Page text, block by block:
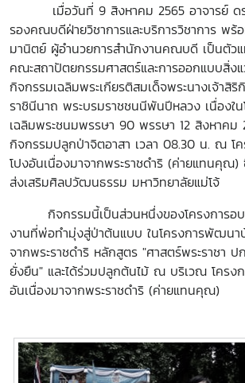
เมื่อวันที่ 9 สิงหาคม 2565 อาจารย์ ดร
รองคณบดีฝ่ายวิชาการและบริการวิชาการ พร้
มานิตย์ ผู้อำนวยการสำนักงานคณบดี เป็นตัว
คณะสถาปัตยกรรมศาสตร์และการออกแบบสิ่ง
กิจกรรมเฉลิมพระเกียรติสมเด็จพระนางเจ้าสิ
ราชินีนาถ พระบรมราชชนนีพันปีหลวง เนื่องใ
เฉลิมพระชนมพรรษา 90 พรรษา 12 สิงหาคม
กิจกรรมปลูกป่าจิตอาสา เวลา 08.30 น. ณ โ
โปงอันเนื่องมาจากพระราชดำริ (ค่ายแทนคุณ)
ส่งเสริมศิลปวัฒนธรรม มหาวิทยาลัยแม่โจ้
กิจกรรมนี้เป็นส่วนหนึ่งของโครงการอบ
งานที่พ่อทำมุ่งสู่ป่าต้นแบบ ในโครงการพัฒนา
จากพระราชดำริ หลักสูตร "ศาสตร์พระราชา
ยั่งยืน" และได้ร่วมปลูกต้นไม้ ณ บริเวณ โครง
อันเนื่องมาจากพระราชดำริ (ค่ายแทนคุณ)